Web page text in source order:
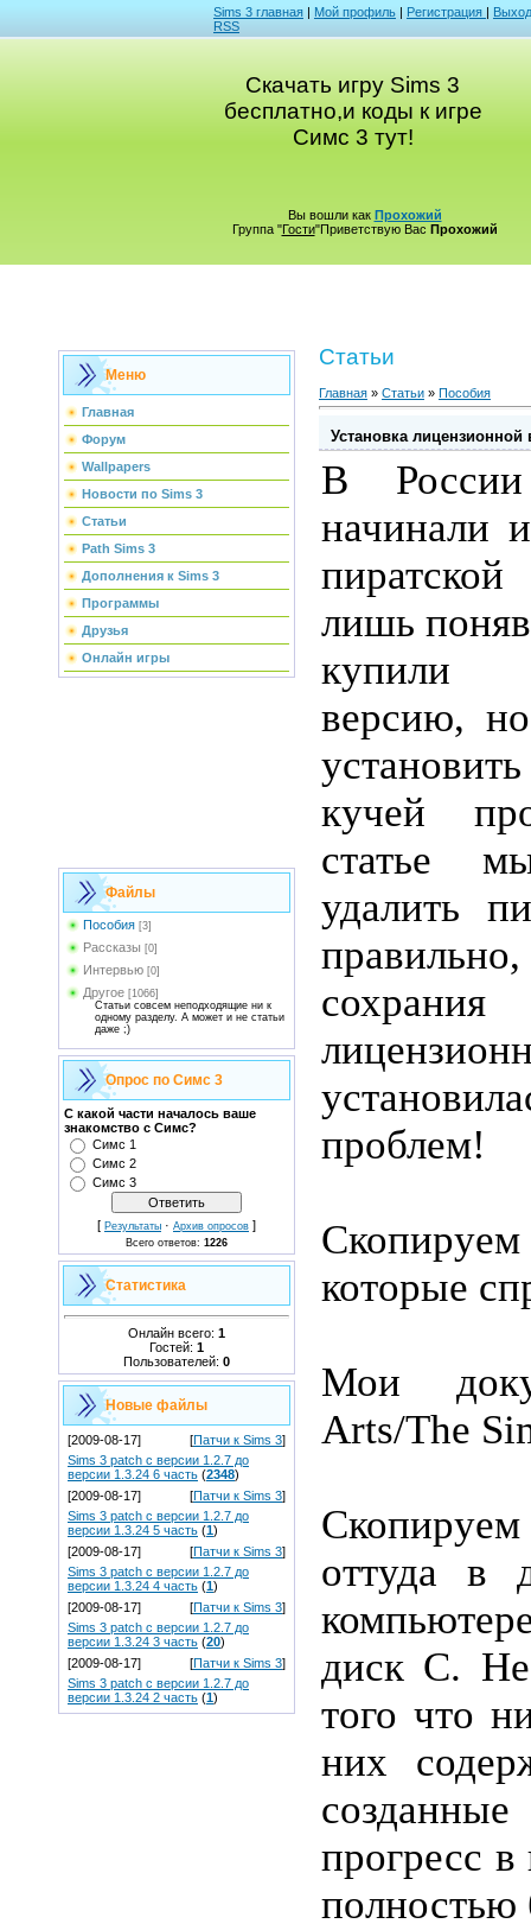
Sims 3 главная | Мой профиль | Регистрация | Выход
RSS
Cкачать игру Sims 3
бесплатно,и коды к игре
Симс 3 тут!
Вы вошли как Прохожий
Группа "Гости"Приветствую Вас Прохожий
Меню
Главная
Форум
Wallpapers
Новости по Sims 3
Статьи
Path Sims 3
Дополнения к Sims 3
Программы
Друзья
Онлайн игры
Файлы
Пособия [3]
Рассказы [0]
Интервью [0]
Другое [1066]
Статьи совсем неподходящие ни к
одному разделу. А может и не статьи
даже ;)
Опрос по Симс 3
С какой части началось ваше
знакомство с Симс?
Симс 1
Симс 2
Симс 3
[ Результаты · Архив опросов ]
Всего ответов: 1226
Статистика
Онлайн всего: 1
Гостей: 1
Пользователей: 0
Новые файлы
[2009-08-17] [Патчи к Sims 3]
Sims 3 patch с версии 1.2.7 до
версии 1.3.24 6 часть (2348)
[2009-08-17]
[Патчи к Sims 3]
Sims 3 patch с версии 1.2.7 до
версии 1.3.24 5 часть (1)
[2009-08-17]
[Патчи к Sims 3]
Sims 3 patch с версии 1.2.7 до
версии 1.3.24 4 часть (1)
[2009-08-17]
[Патчи к Sims 3]
Sims 3 patch с версии 1.2.7 до
версии 1.3.24 3 часть (20)
[2009-08-17]
[Патчи к Sims 3]
Sims 3 patch с версии 1.2.7 до
версии 1.3.24 2 часть (1)
Статьи
Главная » Статьи » Пособия
Установка лицензионной
В
начинали
лишь
купили
версию,
кучей
статье
удалить
проблем!
которые
Мои
Arts/The
оттуда в
диск С. Не
того что
них
прогресс в
полностью